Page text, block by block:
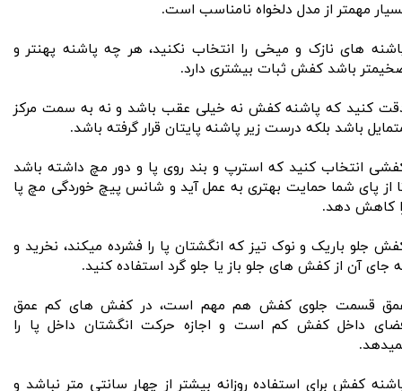
مهمتر از مدل دلخواه نامناسب است.
های نازک و میخی را انتخاب نکنید، هر چه پاشنه پهنتر و
باشد کفش ثبات بیشتری دارد.
کنید که پاشنه کفش نه خیلی عقب باشد و نه به سمت مرکز
باشد بلکه درست زیر پاشنه پایتان قرار گرفته باشد.
انتخاب کنید که استرپ و بند روی پا و دور مچ داشته باشد
از پای شما حمایت بهتری به عمل آید و شانس پیچ خوردگی مچ پا
کاهش دهد.
جلو باریک و نوک‌ تیز که انگشتان پا را فشرده میکند، نخرید و
جای آن از کفش های جلو باز یا جلو گرد استفاده کنید.
قسمت جلوی کفش هم مهم است، در کفش های کم عمق
داخل کفش کم است و اجازه حرکت انگشتان داخل پا را
کفش برای استفاده روزانه بیشتر از چهار سانتی متر نباشد و